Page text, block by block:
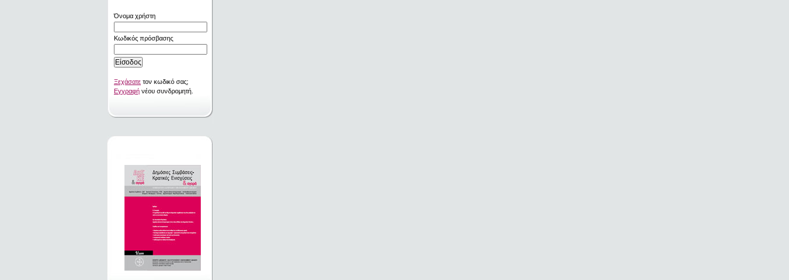
Όνομα χρήστη
Κωδικός πρόσβασης
Ξεχάσατε τον κωδικό σας;
Εγγραφή νέου συνδρομητή.